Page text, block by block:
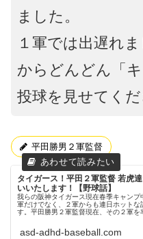
ました。
１軍では出遅れ
からどんどん「
投球を見せてくだ
平田勝男２軍監督
タイガース！平田２軍監督 若虎
いいたします！【野球話】
我らの阪神タイガース現在春季キャンプ
軍だけでなく、２軍からも連日ホットな
す。平田勝男２軍監督現在、その２軍を
asd-adhd-baseball.com